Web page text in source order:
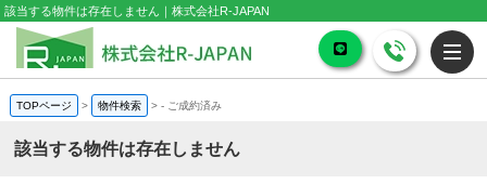
該当する物件は存在しません｜株式会社R-JAPAN
TOPページ > 物件検索 >- ご成約済み
該当する物件は存在しません